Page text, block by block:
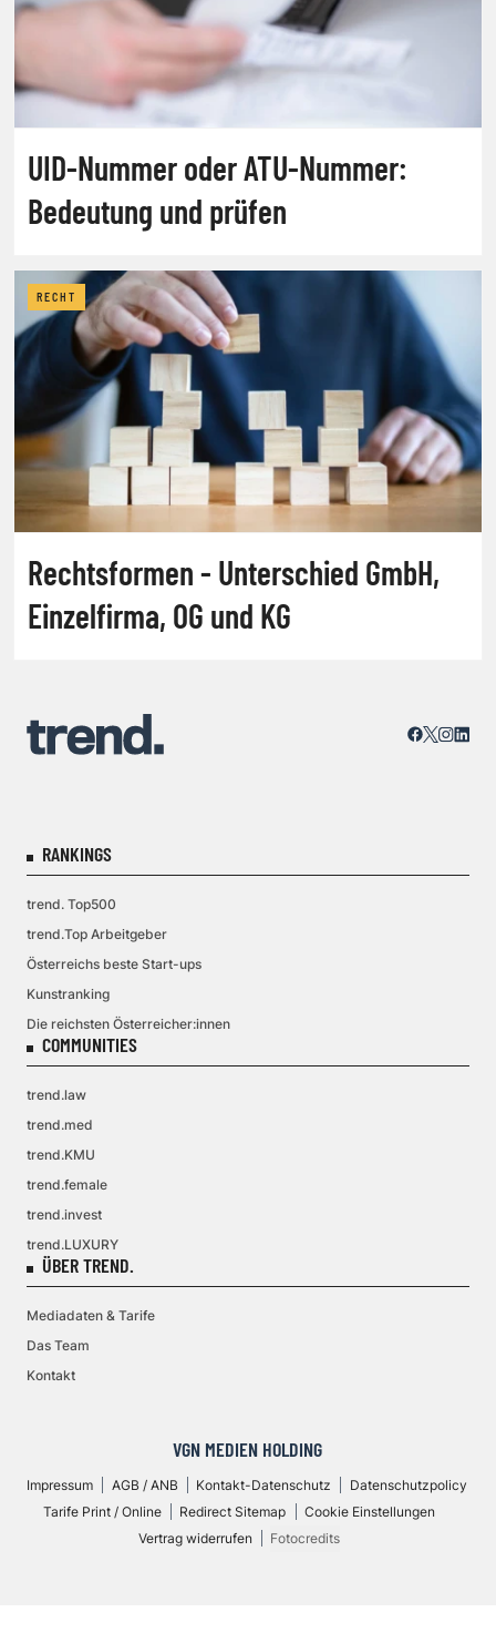
UID-Nummer oder ATU-Nummer:
Bedeutung und prüfen
RECHT
Rechtsformen - Unterschied GmbH,
Einzelfirma, OG und KG
RANKINGS
trend. Top500
trend.Top Arbeitgeber
Österreichs beste Start-ups
Kunstranking
Die reichsten Österreicher:innen
COMMUNITIES
trend.law
trend.med
trend.KMU
trend.female
trend.invest
trend.LUXURY
ÜBER TREND.
Mediadaten & Tarife
Das Team
Kontakt
VGN MEDIEN HOLDING
Impressum AGB / ANB Kontakt-Datenschutz
Datenschutzpolicy
Tarife Print / Online
Redirect Sitemap
Cookie Einstellungen
Vertrag widerrufen
Fotocredits